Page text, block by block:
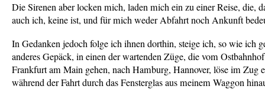
Die Sirenen aber locken mich, laden mich ein zu einer Reise, die,
auch ich, keine ist, und für mich weder Abfahrt noch Ankunft
In Gedanken jedoch folge ich ihnen dorthin, steige ich, so wie ich
anderes Gepäck, in einen der wartenden Züge, die vom
Frankfurt am Main gehen, nach Hamburg, Hannover, löse im Zug
während der Fahrt durch das Fensterglas aus meinem Waggon